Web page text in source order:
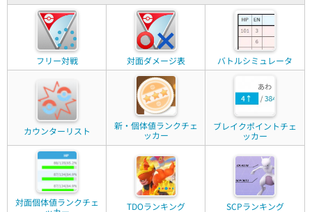
フリー対戦 対面ダメージ表 バトルシミュレータ
カウンターリスト
新・個体値ランクチェ
ッカー
ブレイクポイントチェ
ッカー
対面個体値ランクチェ
TDOランキング SCPランキング